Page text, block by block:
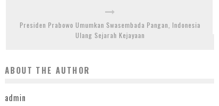
Presiden Prabowo Umumkan Swasembada Pangan, Indonesia
Ulang Sejarah Kejayaan
ABOUT THE AUTHOR
admin